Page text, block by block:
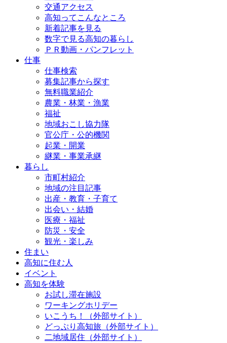
交通アクセス
高知ってこんなところ
新着記事を見る
数字で見る高知の暮らし
ＰＲ動画・パンフレット
仕事
仕事検索
募集記事から探す
無料職業紹介
農業・林業・漁業
福祉
地域おこし協力隊
官公庁・公的機関
起業・開業
継業・事業承継
暮らし
市町村紹介
地域の注目記事
出産・教育・子育て
出会い・結婚
医療・福祉
防災・安全
観光・楽しみ
住まい
高知に住む人
イベント
高知を体験
お試し滞在施設
ワーキングホリデー
いこうち！（外部サイト）
どっぷり高知旅（外部サイト）
二地域居住（外部サイト）